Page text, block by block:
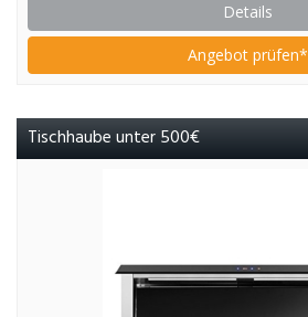
Details
Angebot prüfen*
Tischhaube unter 500€